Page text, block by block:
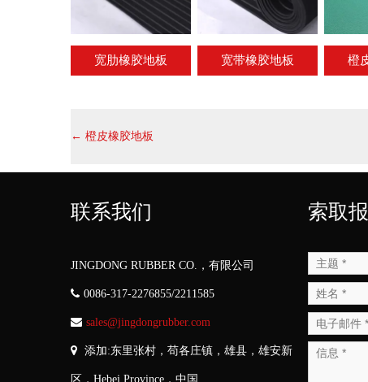
宽肋橡胶地板 宽带橡胶地板 橙
← 橙皮橡胶地板
联系我们
JINGDONG RUBBER CO.，有限公司
0086-317-2276855/2211585
sales@jingdongrubber.com
添加:东里张村，苟各庄镇，雄县，雄安新
区， Hebei Province ，中国
索取